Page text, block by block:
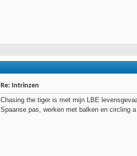
Re: Intrinzen
Chasing the tiger is met mijn LBE
Spaanse pas, werken met balken en circling